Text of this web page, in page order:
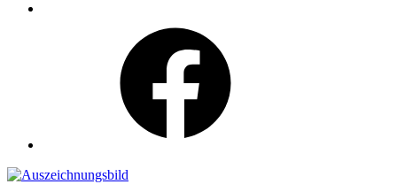
Auszeichnungen